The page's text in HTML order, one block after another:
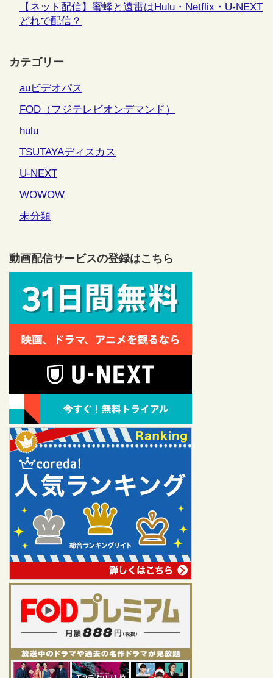
【ネット配信】蜜蜂と遠雷はHulu・Netflix・U-NEXT
どれで配信？
カテゴリー
auビデオパス
FOD（フジテレビオンデマンド）
hulu
TSUTAYAディスカス
U-NEXT
WOWOW
未分類
動画配信サービスの登録はこちら